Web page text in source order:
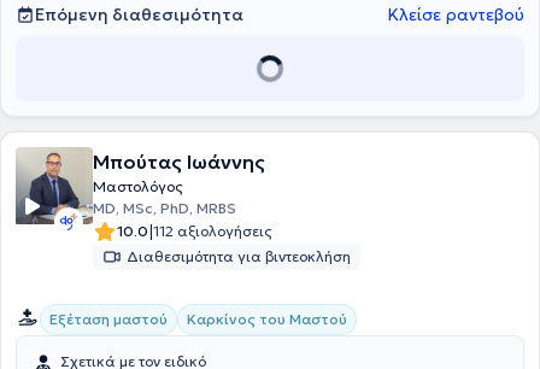
Επόμενη διαθεσιμότητα
Κλείσε ραντεβού
Μπούτας Ιωάννης
Μαστολόγος
MD, MSc, PhD, MRBS
10.0|112 αξιολογήσεις
Διαθεσιμότητα για βιντεοκλήση
Εξέταση μαστού Καρκίνος του Μαστού
Σχετικά με τον ειδικό